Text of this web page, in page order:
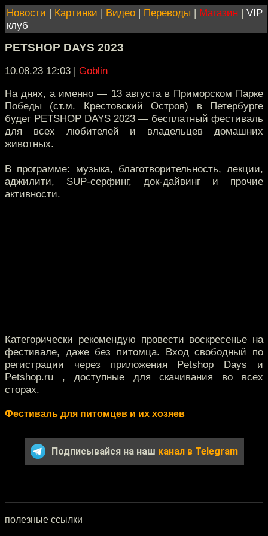
Новости | Картинки | Видео | Переводы | Магазин | VIP
клуб
PETSHOP DAYS 2023
10.08.23 12:03 | Goblin
На днях, а именно — 13 августа в Приморском Парке
Победы (ст.м. Крестовский Остров) в Петербурге
будет PETSHOP DAYS 2023 — бесплатный фестиваль
для всех любителей и владельцев домашних
животных.
В программе: музыка, благотворительность, лекции,
аджилити, SUP-серфинг, док-дайвинг и прочие
активности.
Категорически рекомендую провести воскресенье на
фестивале, даже без питомца. Вход свободный по
регистрации через приложения Petshop Days и
Petshop.ru , доступные для скачивания во всех
сторах.
Фестиваль для питомцев и их хозяев
Подписывайся на наш канал в Telegram
полезные ссылки